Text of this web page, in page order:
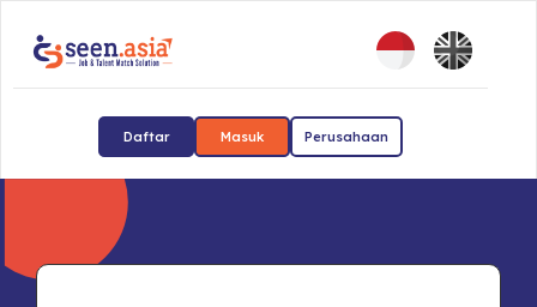
Daftar Masuk Perusahaan